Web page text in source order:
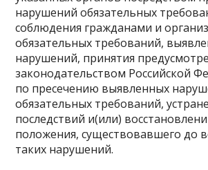
нарушений обязательных
соблюдения гражданами и
обязательных требований,
нарушений, принятия
законодательством Российской
по пресечению выявленных
обязательных требований,
последствий и(или)
положения, существовавшего до
таких нарушений.